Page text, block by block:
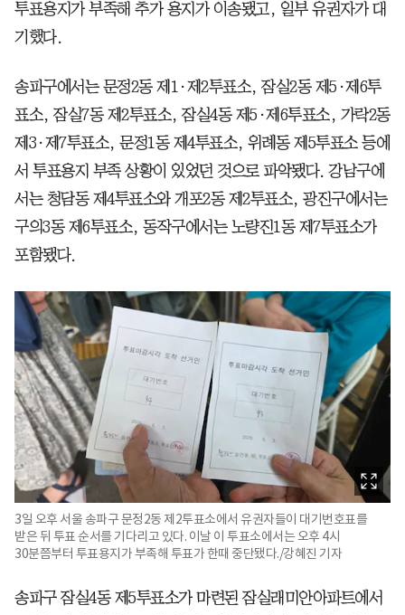
투표용지가 부족해 추가 용지가 이송됐고, 일부 유권자가 대
기했다.
송파구에서는 문정2동 제1·제2투표소, 잠실2동 제5·제6투
표소, 잠실7동 제2투표소, 잠실4동 제5·제6투표소, 가락2동
제3·제7투표소, 문정1동 제4투표소, 위례동 제5투표소 등에
서 투표용지 부족 상황이 있었던 것으로 파악됐다. 강남구에
서는 청담동 제4투표소와 개포2동 제2투표소, 광진구에서는
구의3동 제6투표소, 동작구에서는 노량진1동 제7투표소가
포함됐다.
3일 오후 서울 송파구 문정2동 제2투표소에서 유권자들이 대기번호표를
받은 뒤 투표 순서를 기다리고 있다. 이날 이 투표소에서는 오후 4시
30분쯤부터 투표용지가 부족해 투표가 한때 중단됐다./강혜진 기자
송파구 잠실4동 제5투표소가 마련된 잠실래미안아파트에서